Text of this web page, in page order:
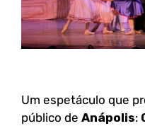
Um espetáculo que
público de Anápolis: